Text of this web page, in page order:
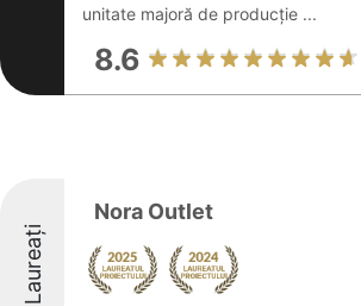
unitate majoră de producție ...
8.6
Laureați
Nora Outlet